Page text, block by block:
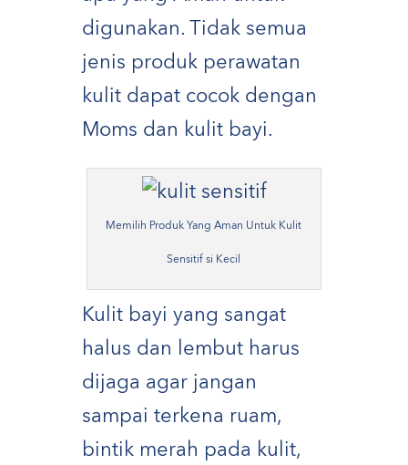
digunakan. Tidak semua
jenis produk perawatan
kulit dapat cocok dengan
Moms dan kulit bayi.
Memilih Produk Yang Aman Untuk Kulit
Sensitif si Kecil
Kulit bayi yang sangat
halus dan lembut harus
dijaga agar jangan
sampai terkena ruam,
bintik merah pada kulit,